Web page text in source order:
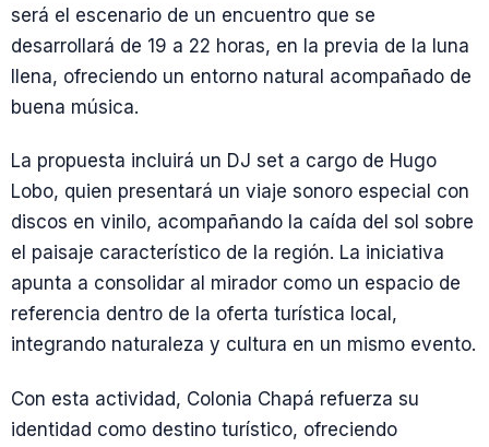
será el escenario de un encuentro que se
desarrollará de 19 a 22 horas, en la previa de la luna
llena, ofreciendo un entorno natural acompañado de
buena música.
La propuesta incluirá un DJ set a cargo de Hugo
Lobo, quien presentará un viaje sonoro especial con
discos en vinilo, acompañando la caída del sol sobre
el paisaje característico de la región. La iniciativa
apunta a consolidar al mirador como un espacio de
referencia dentro de la oferta turística local,
integrando naturaleza y cultura en un mismo evento.
Con esta actividad, Colonia Chapá refuerza su
identidad como destino turístico, ofreciendo